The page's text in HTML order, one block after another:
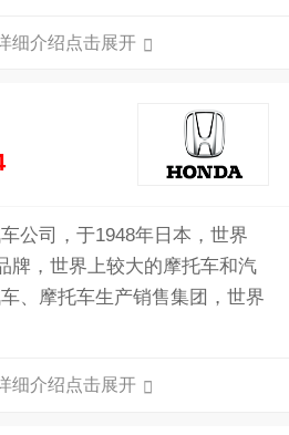
细介绍点击展开
公司，于1948年日本，世界
牌，世界上较大的摩托车和汽
、摩托车生产销售集团，世界
细介绍点击展开